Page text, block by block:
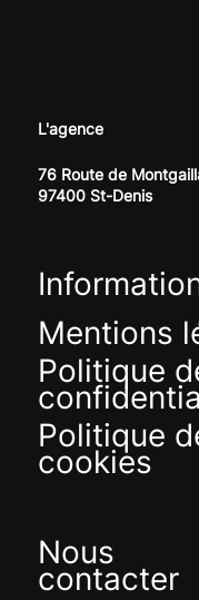
L'agence
76 Route de
97400 St-Denis
Mentions
Politique
Politique
cookies
Nous
contacter